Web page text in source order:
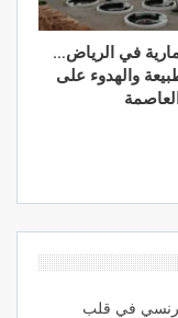
في الرياض…
والهدوء على
في قلب